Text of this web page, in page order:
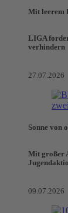
Mit leerem
LIGA
verhindern
27.07.2026
Sonne von
Mit großer
09.07.2026